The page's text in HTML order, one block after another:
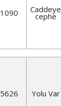
1090 Caddeye
cephe
5626 Yolu Var